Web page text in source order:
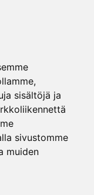
sisältöjä ja
sivustomme
muiden